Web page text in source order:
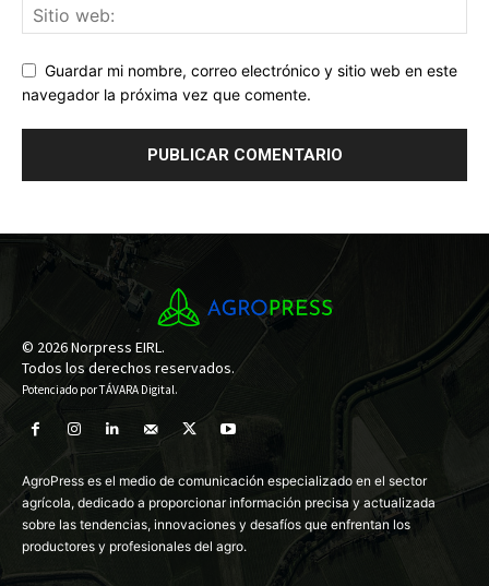
Guardar mi nombre, correo electrónico y sitio web en este
navegador la próxima vez que comente.
© 2026 Norpress EIRL.
Todos los derechos reservados.
Potenciado porTÁVARA Digital.
AgroPress es el medio de comunicación especializado en el sector
agrícola, dedicado a proporcionar información precisa y actualizada
sobre las tendencias, innovaciones y desafíos que enfrentan los
productores y profesionales del agro.